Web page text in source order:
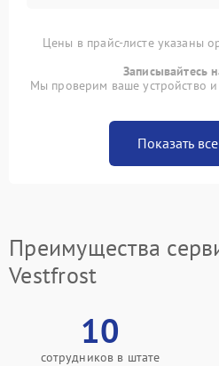
Цены в прайс-листе указаны
Записывайтесь
Мы проверим ваше устройство
Показать
Преимущества
Vestfrost
10
сотрудников в штате